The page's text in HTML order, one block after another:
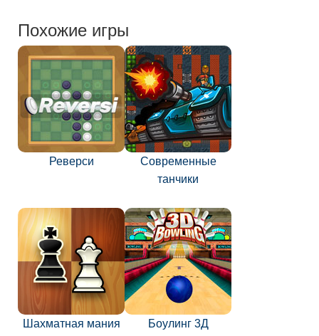
Похожие игры
Реверси
Современные
танчики
Шахматная мания Боулинг 3Д